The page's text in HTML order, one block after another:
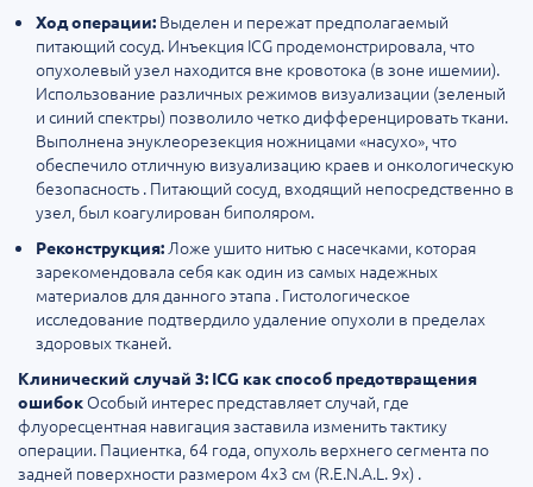
Ход операции: Выделен и пережат предполагаемый
питающий сосуд. Инъекция ICG продемонстрировала, что
опухолевый узел находится вне кровотока (в зоне ишемии).
Использование различных режимов визуализации (зеленый
и синий спектры) позволило четко дифференцировать ткани.
Выполнена энуклеорезекция ножницами «насухо», что
обеспечило отличную визуализацию краев и онкологическую
безопасность . Питающий сосуд, входящий непосредственно в
узел, был коагулирован биполяром.
Реконструкция:Ложе ушито нитью с насечками, которая
зарекомендовала себя как один из самых надежных
материалов для данного этапа . Гистологическое
исследование подтвердило удаление опухоли в пределах
здоровых тканей.
Клинический случай 3: ICG как способ предотвращения
ошибок Особый интерес представляет случай, где
флуоресцентная навигация заставила изменить тактику
операции. Пациентка, 64 года, опухоль верхнего сегмента по
задней поверхности размером 4х3 см (R.E.N.A.L. 9x) .